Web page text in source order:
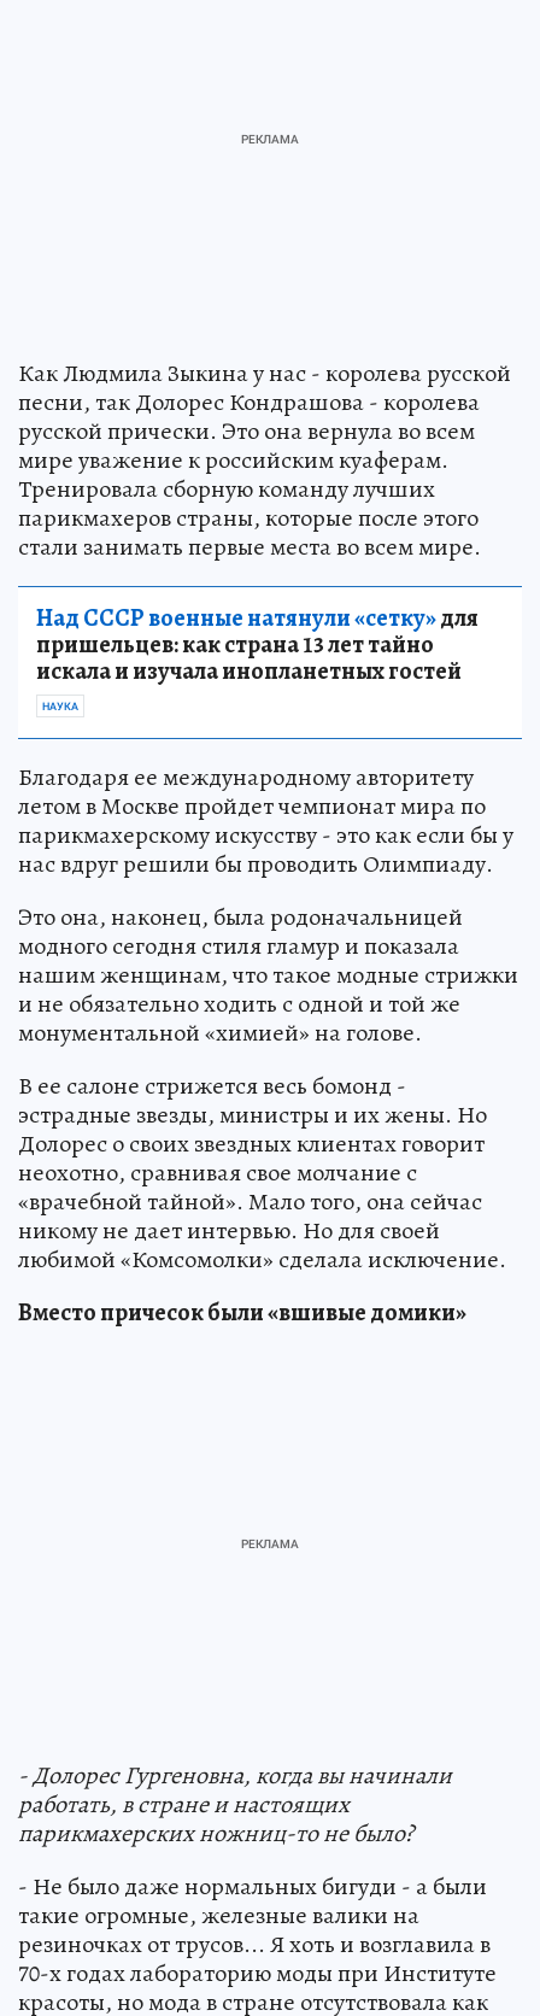
Как Людмила Зыкина у нас - королева русской
песни, так Долорес Кондрашова - королева
русской прически. Это она вернула во всем
мире уважение к российским куаферам.
Тренировала сборную команду лучших
парикмахеров страны, которые после этого
стали занимать первые места во всем мире.
Над СССР военные натянули «сетку»для
пришельцев: как страна 13 лет тайно
искала и изучала инопланетных гостей
НАУКА
Благодаря ее международному авторитету
летом в Москве пройдет чемпионат мира по
парикмахерскому искусству - это как если бы у
нас вдруг решили бы проводить Олимпиаду.
Это она, наконец, была родоначальницей
модного сегодня стиля гламур и показала
нашим женщинам, что такое модные стрижки
и не обязательно ходить с одной и той же
монументальной «химией» на голове.
В ее салоне стрижется весь бомонд -
эстрадные звезды, министры и их жены. Но
Долорес о своих звездных клиентах говорит
неохотно, сравнивая свое молчание с
«врачебной тайной». Мало того, она сейчас
никому не дает интервью. Но для своей
любимой «Комсомолки» сделала исключение.
Вместо причесок были «вшивые домики»
- Долорес Гургеновна, когда вы начинали
работать, в стране и настоящих
парикмахерских ножниц-то не было?
- Не было даже нормальных бигуди - а были
такие огромные, железные валики на
резиночках от трусов... Я хоть и возглавила в
70-х годах лабораторию моды при Институте
красоты, но мода в стране отсутствовала как